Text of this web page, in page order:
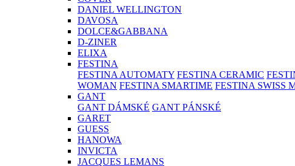
DANIEL WELLINGTON
DAVOSA
DOLCE&GABBANA
D-ZINER
ELIXA
FESTINA
FESTINA AUTOMATY FESTINA CERAMIC
WOMAN FESTINA SMARTIME FESTINA SWISS
GANT
GANT DÁMSKÉ GANT PÁNSKÉ
GARET
GUESS
HANOWA
INVICTA
JACQUES LEMANS